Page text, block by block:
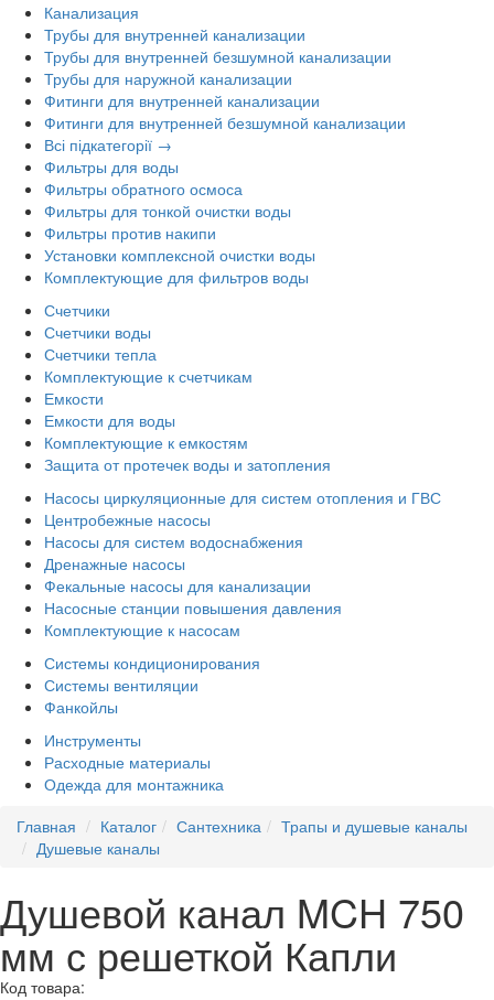
Канализация
Трубы для внутренней канализации
Трубы для внутренней безшумной канализации
Трубы для наружной канализации
Фитинги для внутренней канализации
Фитинги для внутренней безшумной канализации
Всі підкатегорії →
Фильтры для воды
Фильтры обратного осмоса
Фильтры для тонкой очистки воды
Фильтры против накипи
Установки комплексной очистки воды
Комплектующие для фильтров воды
Счетчики
Счетчики воды
Счетчики тепла
Комплектующие к счетчикам
Емкости
Емкости для воды
Комплектующие к емкостям
Защита от протечек воды и затопления
Насосы циркуляционные для систем отопления и ГВС
Центробежные насосы
Насосы для систем водоснабжения
Дренажные насосы
Фекальные насосы для канализации
Насосные станции повышения давления
Комплектующие к насосам
Системы кондиционирования
Системы вентиляции
Фанкойлы
Инструменты
Расходные материалы
Одежда для монтажника
Главная
Каталог Сантехника
Трапы и душевые каналы
Душевые каналы
Душевой канал MCH 750
мм с решеткой Капли
Код товара: